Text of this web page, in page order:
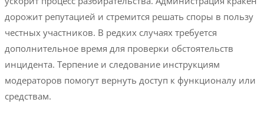
дорожит репутацией и стремится решать споры в пользу
честных участников. В редких случаях требуется
дополнительное время для проверки обстоятельств
инцидента. Терпение и следование инструкциям
модераторов помогут вернуть доступ к функционалу или
средствам.